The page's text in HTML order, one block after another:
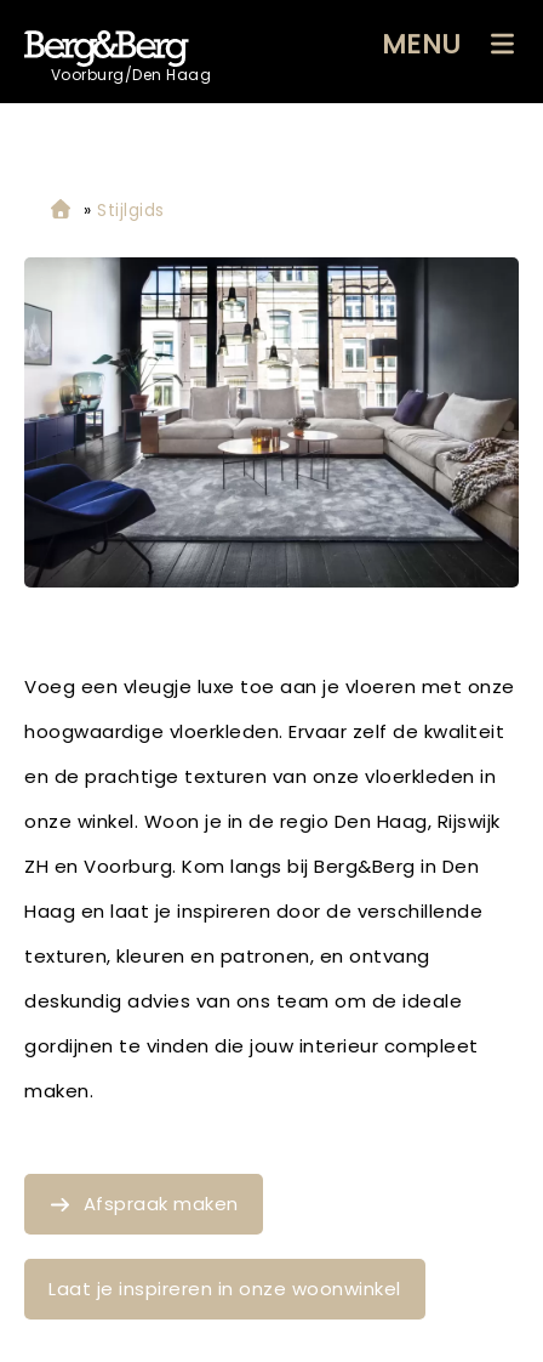
Voorburg/Den Haag
MENU
» Stijlgids
Voeg een vleugje luxe toe aan je vloeren met onze
hoogwaardige vloerkleden. Ervaar zelf de kwaliteit
en de prachtige texturen van onze vloerkleden in
onze winkel. Woon je in de regio Den Haag, Rijswijk
ZH en Voorburg. Kom langs bij Berg&Berg in Den
Haag en laat je inspireren door de verschillende
texturen, kleuren en patronen, en ontvang
deskundig advies van ons team om de ideale
gordijnen te vinden die jouw interieur compleet
maken.
Afspraak maken
Laat je inspireren in onze woonwinkel